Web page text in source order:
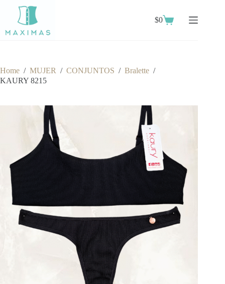
content
Shopping
$0
Home / MUJER / CONJUNTOS / Bralette /
KAURY 8215